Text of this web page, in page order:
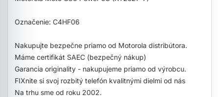
Označenie: C4HF06
Nakupujte bezpečne priamo od Motorola distribútora.
Máme certifikát SAEC (bezpečný nákup)
Garancia originality - nakupujeme priamo od výrobcu.
FIXnite si svoj rozbitý telefón kvalitnými dielmi od nás
Na trhu sme od roku 2002.